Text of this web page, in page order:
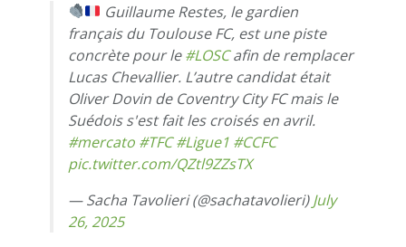
Guillaume Restes, le gardien
français du Toulouse FC, est une piste
concrète pour le#LOSCafin de remplacer
Lucas Chevallier. L’autre candidat était
Oliver Dovin de Coventry City FC mais le
Suédois s'est fait les croisés en avril.
#mercato #TFC #Ligue1 #CCFC
pic.twitter.com/QZtl9ZZsTX
— Sacha Tavolieri (@sachatavolieri)July
26, 2025